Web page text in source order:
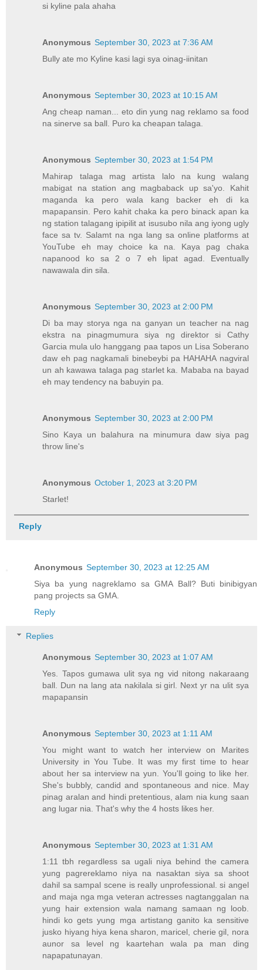
si kyline pala ahaha
Anonymous September 30, 2023 at 7:36 AM
Bully ate mo Kyline kasi lagi sya oinag-iinitan
Anonymous September 30, 2023 at 10:15 AM
Ang cheap naman... eto din yung nag reklamo sa food
na sinerve sa ball. Puro ka cheapan talaga.
Anonymous September 30, 2023 at 1:54 PM
Mahirap talaga mag artista lalo na kung walang
mabigat na station ang magbaback up sa'yo. Kahit
maganda ka pero wala kang backer eh di ka
mapapansin. Pero kahit chaka ka pero binack apan ka
ng station talagang ipipilit at isusubo nila ang iyong ugly
face sa tv. Salamt na nga lang sa online platforms at
YouTube eh may choice ka na. Kaya pag chaka
napanood ko sa 2 o 7 eh lipat agad. Eventually
nawawala din sila.
Anonymous September 30, 2023 at 2:00 PM
Di ba may storya nga na ganyan un teacher na nag
ekstra na pinagmumura siya ng direktor si Cathy
Garcia mula ulo hanggang paa tapos un Lisa Soberano
daw eh pag nagkamali binebeybi pa HAHAHA nagviral
un ah kawawa talaga pag starlet ka. Mababa na bayad
eh may tendency na babuyin pa.
Anonymous September 30, 2023 at 2:00 PM
Sino Kaya un balahura na minumura daw siya pag
throw line's
Anonymous October 1, 2023 at 3:20 PM
Starlet!
Reply
Anonymous September 30, 2023 at 12:25 AM
Siya ba yung nagreklamo sa GMA Ball? Buti binibigyan
pang projects sa GMA.
Reply
Replies
Anonymous September 30, 2023 at 1:07 AM
Yes. Tapos gumawa ulit sya ng vid nitong nakaraang
ball. Dun na lang ata nakilala si girl. Next yr na ulit sya
mapapansin
Anonymous September 30, 2023 at 1:11 AM
You might want to watch her interview on Marites
University in You Tube. It was my first time to hear
about her sa interview na yun. You'll going to like her.
She's bubbly, candid and spontaneous and nice. May
pinag aralan and hindi pretentious, alam nia kung saan
ang lugar nia. That's why the 4 hosts likes her.
Anonymous September 30, 2023 at 1:31 AM
1:11 tbh regardless sa ugali niya behind the camera
yung pagrereklamo niya na nasaktan siya sa shoot
dahil sa sampal scene is really unprofessional. si angel
and maja nga mga veteran actresses nagtanggalan na
yung hair extension wala namang samaan ng loob.
hindi ko gets yung mga artistang ganito ka sensitive
jusko hiyang hiya kena sharon, maricel, cherie gil, nora
aunor sa level ng kaartehan wala pa man ding
napapatunayan.